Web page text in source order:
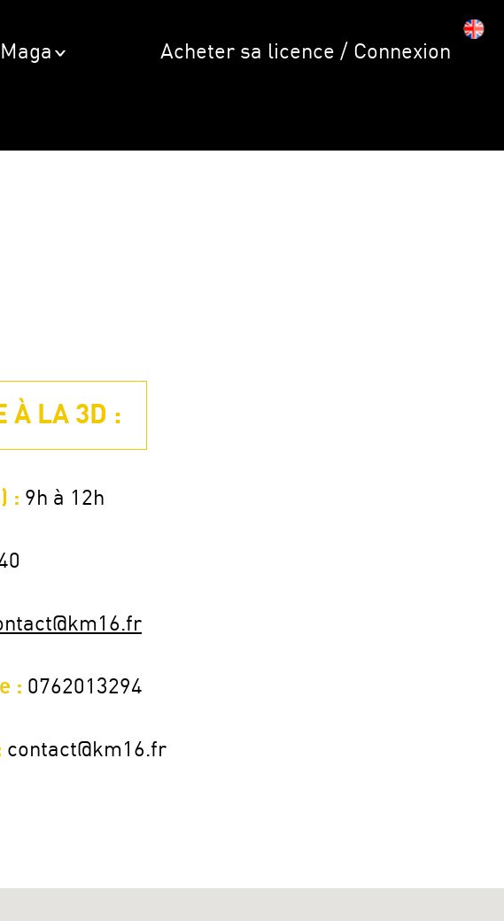
Acheter sa licence / Connexion
À LA 3D :
: 9h à 12h
: 0762013294
contact@km16.fr